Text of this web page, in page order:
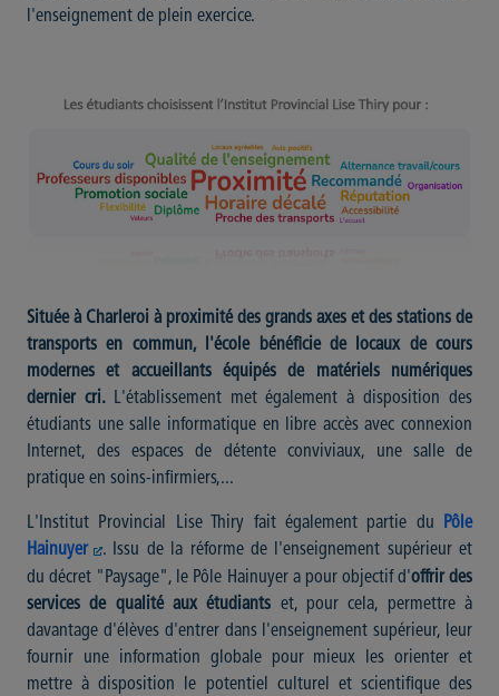
l'enseignement de plein exercice.
Située à Charleroi à proximité des grands axes et des stations de
transports en commun, l'école bénéficie de locaux de cours
modernes et accueillants équipés de matériels numériques
dernier cri. L'établissement met également à disposition des
étudiants une salle informatique en libre accès avec connexion
Internet, des espaces de détente conviviaux, une salle de
pratique en soins-infirmiers,...
L'Institut Provincial Lise Thiry fait également partie du
Pôle
Hainuyer
. Issu de la réforme de l'enseignement supérieur et
du décret "Paysage", le Pôle Hainuyer a pour objectif d'offrir des
services de qualité aux étudiants et, pour cela, permettre à
davantage d'élèves d'entrer dans l'enseignement supérieur, leur
fournir une information globale pour mieux les orienter et
mettre à disposition le potentiel culturel et scientifique des